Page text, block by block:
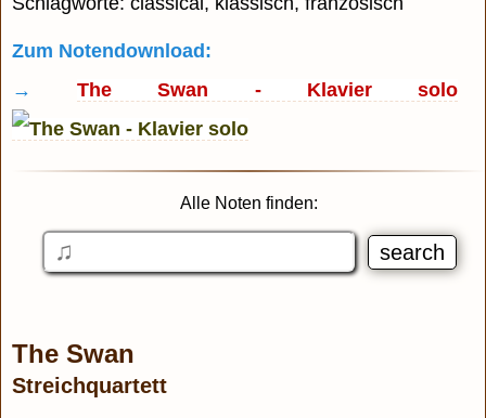
Zum Notendownload:
→The Swan - Klavier solo
Alle Noten finden:
The Swan
Streichquartett